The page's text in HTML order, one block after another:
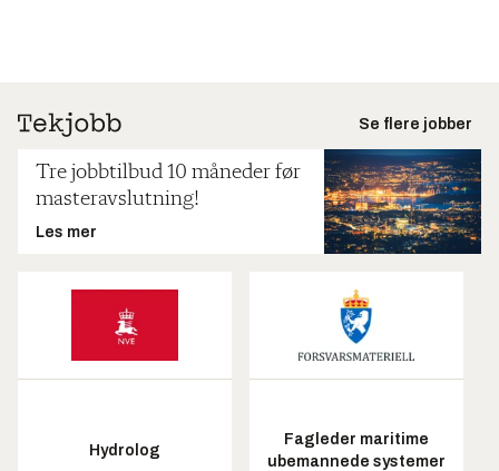
Se flere jobber
Tre jobbtilbud 10 måneder før
masteravslutning!
Les mer
Hydrolog
Fagleder maritime
ubemannede systemer